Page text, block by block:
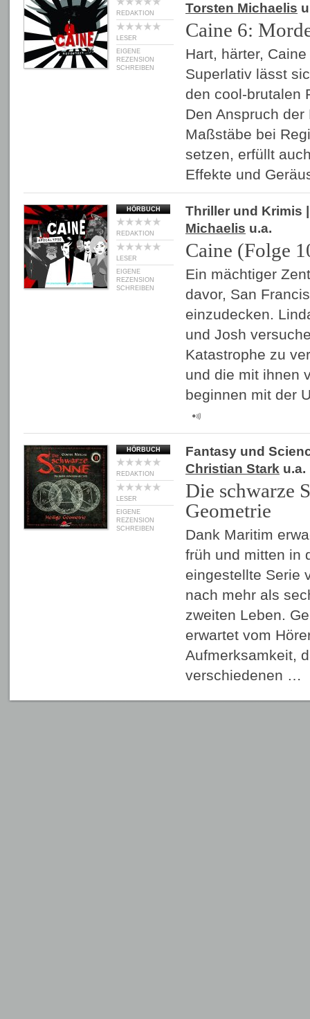
REDAKTION
LESER
EIGENE
REZENSION
SCHREIBEN
Torsten Michaelis
Caine 6:
Hart, härter,
Superlativ lässt
den cool-brutalen
Den Anspruch der
Maßstäbe bei
setzen, erfüllt
Effekte und
HÖRBUCH
REDAKTION
LESER
EIGENE
REZENSION
SCHREIBEN
Thriller und Krimis
Michaelis u.a.
Caine (Folge
Ein mächtiger
davor, San
einzudecken.
und Josh
Katastrophe zu
und die mit ihnen
beginnen mit der
HÖRBUCH
REDAKTION
LESER
EIGENE
REZENSION
SCHREIBEN
Fantasy und
Christian Stark u.a.
Die schwarze
Geometrie
Dank Maritim
früh und mitten in
eingestellte Serie
nach mehr als
zweiten Leben.
erwartet vom
Aufmerksamkeit,
verschiedenen …